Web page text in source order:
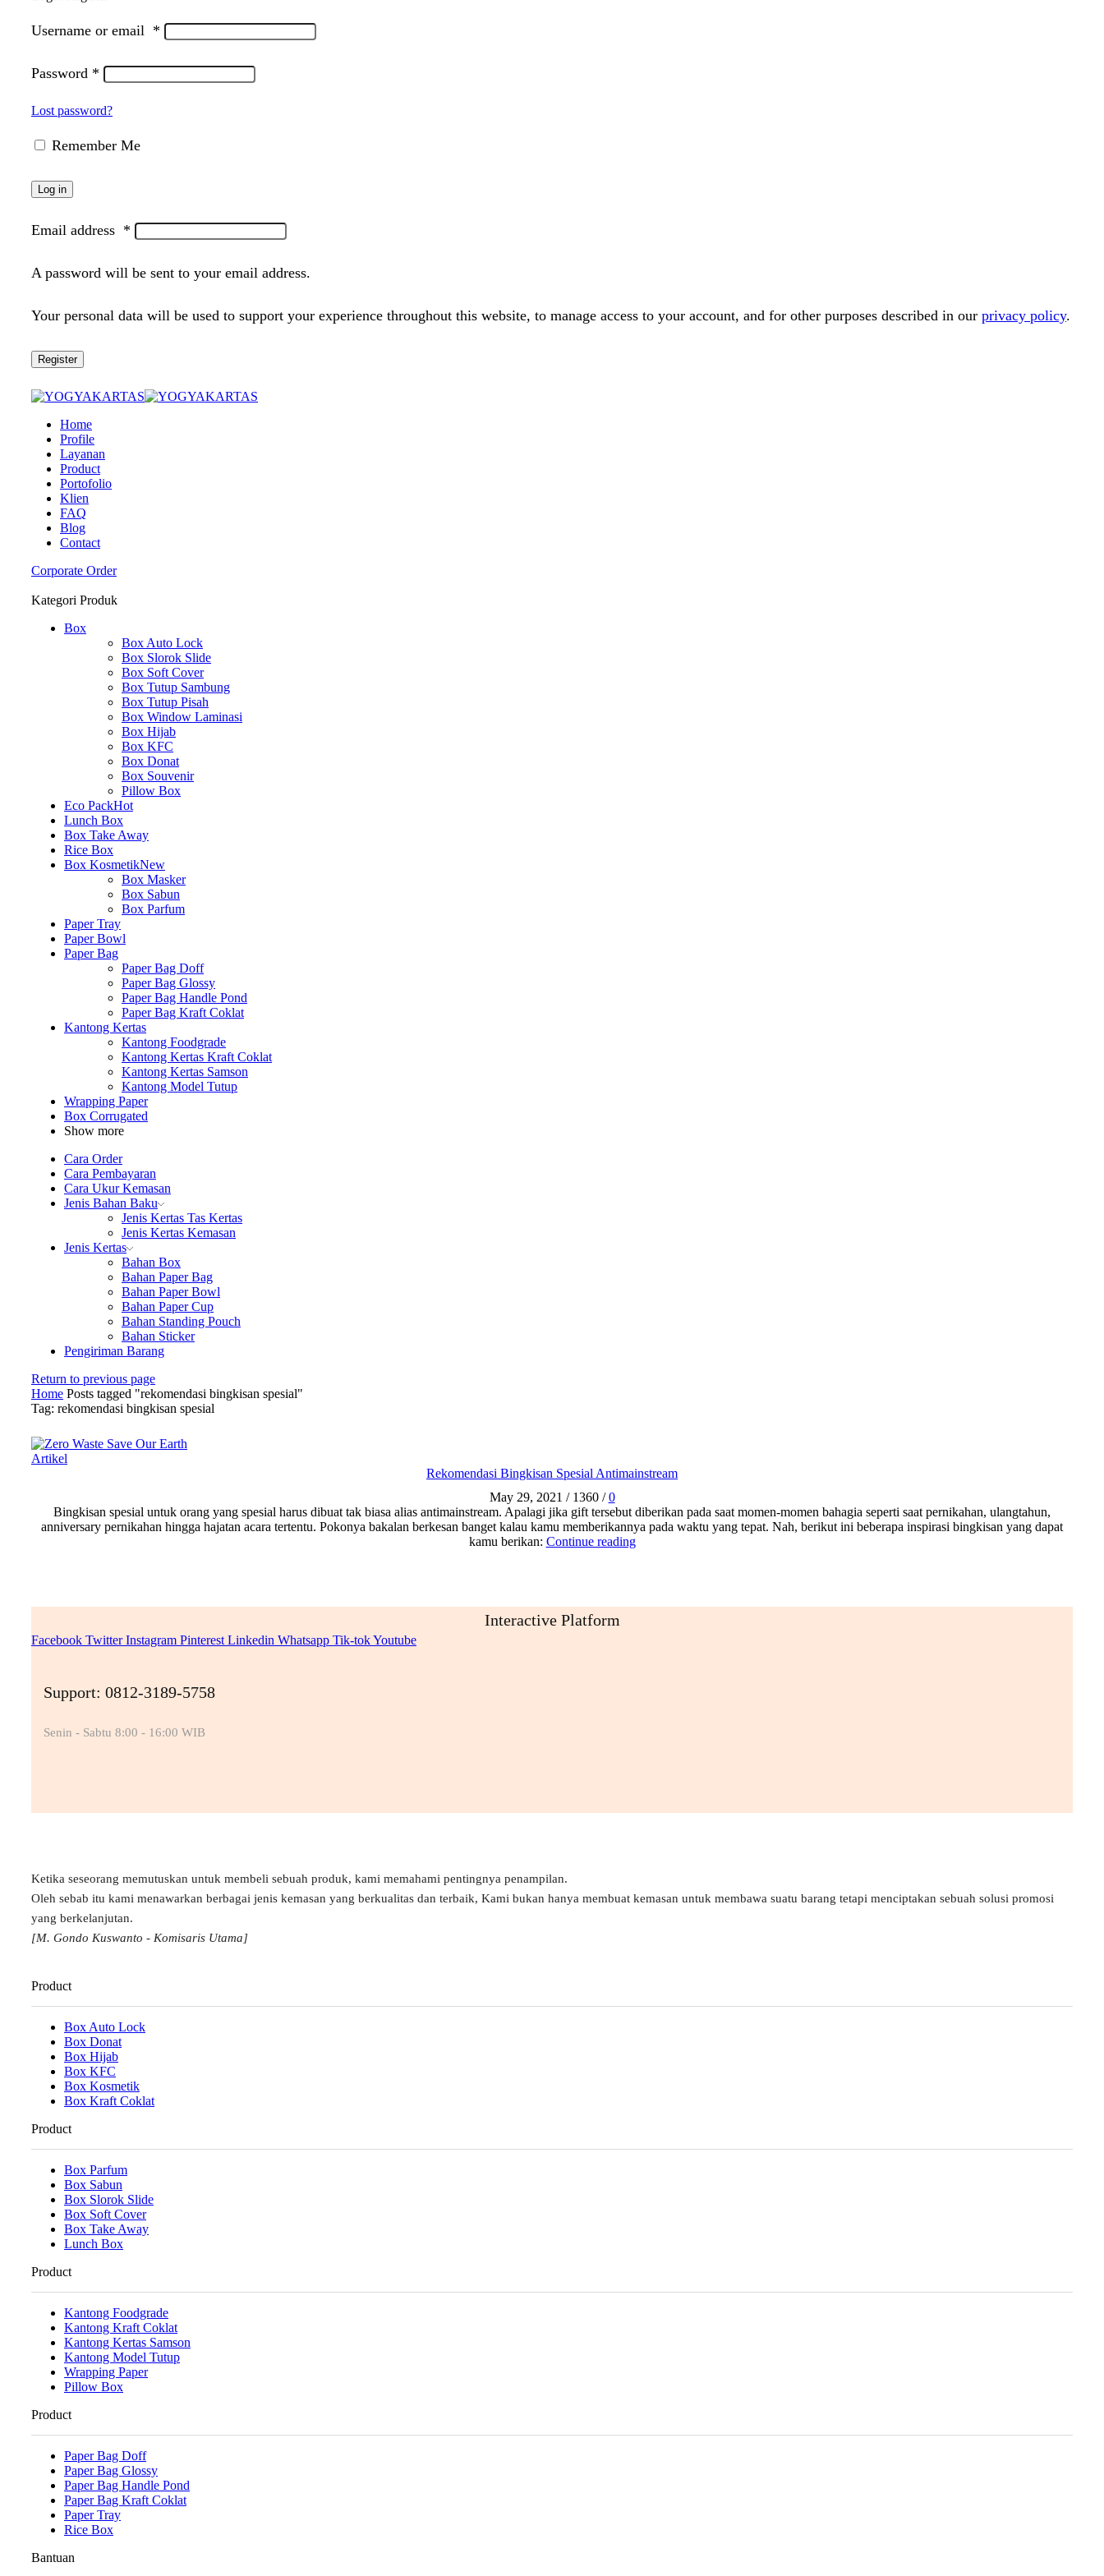
Username or email *
Password *
Lost password?
Remember Me
Log in
Email address *
A password will be sent to your email address.
Your personal data will be used to support your experience throughout this website, to manage access to your account, and for other purposes described in our privacy policy.
Register
Home
Profile
Layanan
Product
Portofolio
Klien
FAQ
Blog
Contact
Corporate Order
Kategori Produk
Box
Box Auto Lock
Box Slorok Slide
Box Soft Cover
Box Tutup Sambung
Box Tutup Pisah
Box Window Laminasi
Box Hijab
Box KFC
Box Donat
Box Souvenir
Pillow Box
Eco PackHot
Lunch Box
Box Take Away
Rice Box
Box KosmetikNew
Box Masker
Box Sabun
Box Parfum
Paper Tray
Paper Bowl
Paper Bag
Paper Bag Doff
Paper Bag Glossy
Paper Bag Handle Pond
Paper Bag Kraft Coklat
Kantong Kertas
Kantong Foodgrade
Kantong Kertas Kraft Coklat
Kantong Kertas Samson
Kantong Model Tutup
Wrapping Paper
Box Corrugated
Show more
Cara Order
Cara Pembayaran
Cara Ukur Kemasan
Jenis Bahan Baku
Jenis Kertas Tas Kertas
Jenis Kertas Kemasan
Jenis Kertas
Bahan Box
Bahan Paper Bag
Bahan Paper Bowl
Bahan Paper Cup
Bahan Standing Pouch
Bahan Sticker
Pengiriman Barang
Return to previous page
Home Posts tagged "rekomendasi bingkisan spesial"
Tag: rekomendasi bingkisan spesial
Artikel
Rekomendasi Bingkisan Spesial Antimainstream
May 29, 2021 / 1360 / 0
Bingkisan spesial untuk orang yang spesial harus dibuat tak biasa alias antimainstream. Apalagi jika gift tersebut diberikan pada saat momen-momen bahagia seperti saat pernikahan, ulangtahun,
anniversary pernikahan hingga hajatan acara tertentu. Pokonya bakalan berkesan banget kalau kamu memberikannya pada waktu yang tepat. Nah, berikut ini beberapa inspirasi bingkisan yang dapat
kamu berikan: Continue reading
Interactive Platform
Facebook Twitter Instagram Pinterest Linkedin Whatsapp Tik-tokYoutube
Support: 0812-3189-5758
Senin - Sabtu 8:00 - 16:00 WIB
Ketika seseorang memutuskan untuk membeli sebuah produk, kami memahami pentingnya penampilan.
Oleh sebab itu kami menawarkan berbagai jenis kemasan yang berkualitas dan terbaik, Kami bukan hanya membuat kemasan untuk membawa suatu barang tetapi menciptakan sebuah solusi promosi
yang berkelanjutan.
[M. Gondo Kuswanto - Komisaris Utama]
Product
Box Auto Lock
Box Donat
Box Hijab
Box KFC
Box Kosmetik
Box Kraft Coklat
Product
Box Parfum
Box Sabun
Box Slorok Slide
Box Soft Cover
Box Take Away
Lunch Box
Product
Kantong Foodgrade
Kantong Kraft Coklat
Kantong Kertas Samson
Kantong Model Tutup
Wrapping Paper
Pillow Box
Product
Paper Bag Doff
Paper Bag Glossy
Paper Bag Handle Pond
Paper Bag Kraft Coklat
Paper Tray
Rice Box
Bantuan